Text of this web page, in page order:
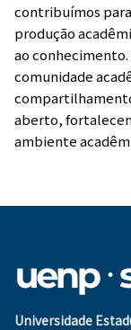
contribuímos
produção
ao
comunidade
aberto,
ambiente
Universidade